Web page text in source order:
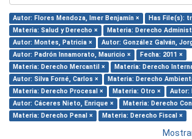
Autor: Flores Mendoza, Imer Benjamín ×
Has File(s):
Materia: Salud y Derecho ×
Materia: Derecho
Autor: Montes, Patricia ×
Autor: González Galván,
Autor: Padrón Innamorato, Mauricio ×
Fecha: 2011 ×
Materia: Derecho Mercantil ×
Materia: Derecho
Autor: Silva Forné, Carlos ×
Materia: Derecho
Materia: Derecho Procesal ×
Materia: Otro ×
Autor:
Autor: Cáceres Nieto, Enrique ×
Materia: Derecho
Materia: Derecho Penal ×
Materia: Derecho Fiscal ×